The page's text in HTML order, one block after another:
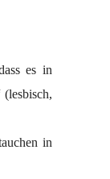
es in
in